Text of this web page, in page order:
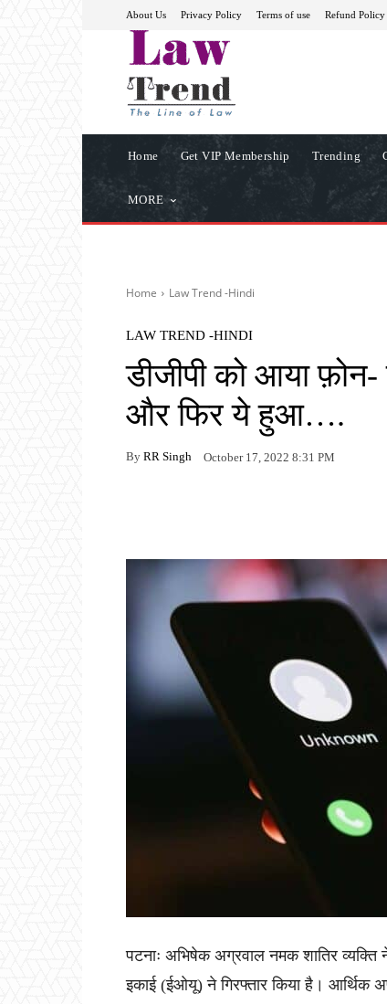
About Us Privacy Policy Terms of use Refund Policy
Home Get VIP Membership Trending
MORE
Home Law Trend -Hindi
LAW TREND -HINDI
डीजीपी को आया फ़ोन-
और फिर ये हुआ….
By RR Singh October 17, 2022 8:31 PM
पटनाः अभिषेक अग्रवाल नमक शातिर
इकाई (ईओयू) ने गिरफ्तार किया है। आर्थिक